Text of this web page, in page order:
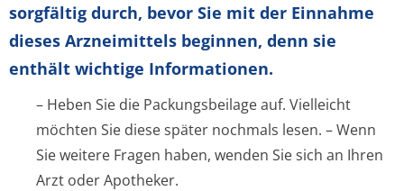
sorgfältig durch, bevor Sie mit der Einnahme
dieses Arzneimittels beginnen, denn sie
enthält wichtige Informationen.
– Heben Sie die Packungsbeilage auf. Vielleicht
möchten Sie diese später nochmals lesen. – Wenn
Sie weitere Fragen haben, wenden Sie sich an Ihren
Arzt oder Apotheker.